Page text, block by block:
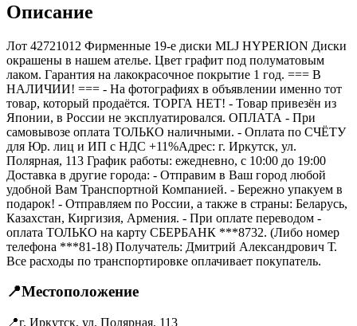
Описание
Лот 42721012 Фирменные 19-е диски MLJ HYPERION Диски
окрашены в нашем ателье. Цвет графит под полуматовым
лаком. Гарантия на лакокрасочное покрытие 1 год. === B
НАЛИЧИИ! === - На фотографиях в объявлении именно тот
товар, который продаётся. ТОРГА НЕТ! - Товар привезён из
Японии, в России не эксплуатировался. ОПЛАТА - При
самовывозе оплата ТОЛЬКО наличными. - Оплата по СЧЁТУ
для Юр. лиц и ИП с НДС +11%Адрес: г. Иркутск, ул.
Полярная, 113 График работы: ежедневно, с 10:00 до 19:00
Доставка в другие города: - Отправим в Ваш город любой
удобной Вам Транспортной Компанией. - Бережно упакуем в
подарок! - Отправляем по России, а также в страны: Беларусь,
Казахстан, Киргизия, Армения. - При оплате переводом -
оплата ТОЛЬКО на карту СБЕРБАНК ***8732. (Либо номер
телефона ***81-18) Получатель: Дмитрий Александрович Т.
Все расходы по транспортировке оплачивает покупатель.
📍Местоположение
📍г. Иркутск, ул. Полярная, 113